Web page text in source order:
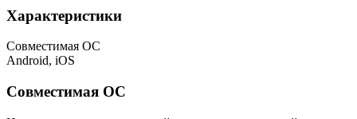
Характеристики
Совместимая ОС
Android, iOS
Совместимая ОС